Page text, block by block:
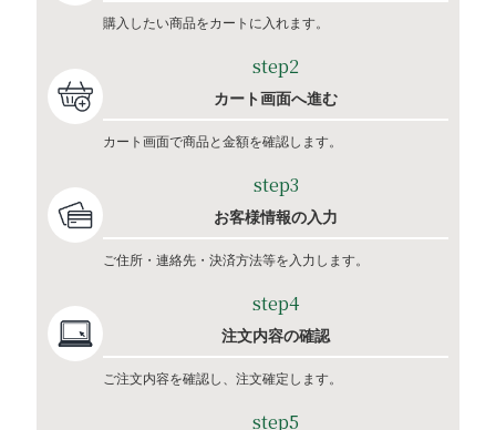
購入したい商品をカートに入れます。
step2
カート画面へ進む
カート画面で商品と金額を確認します。
step3
お客様情報の入力
ご住所・連絡先・決済方法等を入力します。
step4
注文内容の確認
ご注文内容を確認し、注文確定します。
step5